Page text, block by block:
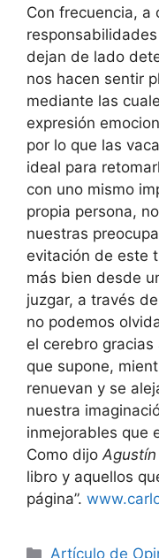
Con frecuencia, a
dejan de lado
nos hacen sentir
mediante las
expresión
por lo que las
ideal para
con uno mismo
propia persona,
nuestras
evitación de este
más bien desde
juzgar, a través
no podemos
el cerebro
que supone,
renuevan y se
nuestra
inmejorables que
Como dijo
libro y aquellos
página”.
Artículo de